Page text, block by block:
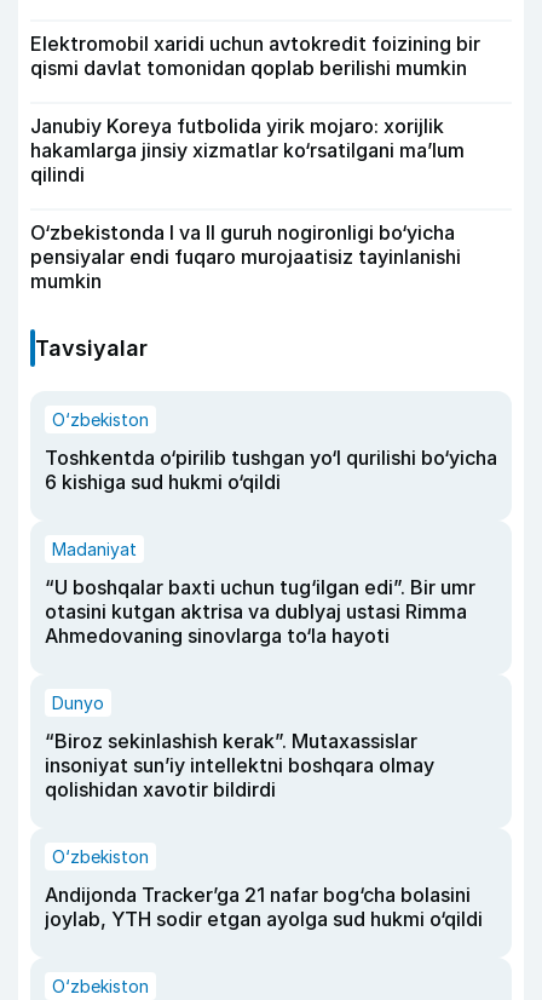
Elektromobil xaridi uchun avtokredit foizining bir
qismi davlat tomonidan qoplab berilishi mumkin
Janubiy Koreya futbolida yirik mojaro: xorijlik
hakamlarga jinsiy xizmatlar ko‘rsatilgani ma’lum
qilindi
O‘zbekistonda I va II guruh nogironligi bo‘yicha
pensiyalar endi fuqaro murojaatisiz tayinlanishi
mumkin
Tavsiyalar
O‘zbekiston
Toshkentda o‘pirilib tushgan yo‘l qurilishi bo‘yicha
6 kishiga sud hukmi o‘qildi
Madaniyat
“U boshqalar baxti uchun tug‘ilgan edi”. Bir umr
otasini kutgan aktrisa va dublyaj ustasi Rimma
Ahmedovaning sinovlarga to‘la hayoti
Dunyo
“Biroz sekinlashish kerak”. Mutaxassislar
insoniyat sun’iy intellektni boshqara olmay
qolishidan xavotir bildirdi
O‘zbekiston
Andijonda Tracker’ga 21 nafar bog‘cha bolasini
joylab, YTH sodir etgan ayolga sud hukmi o‘qildi
O‘zbekiston